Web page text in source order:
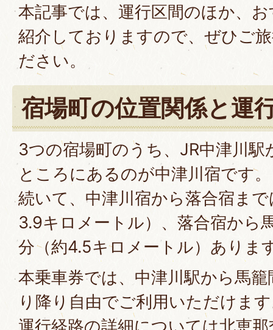
本記事では、運行区間のほか、
紹介しておりますので、ぜひご
ださい。
宿場町の位置関係と運
3つの宿場町のうち、JR中津川
ところにあるのが中津川宿です。
続いて、中津川宿から落合宿ま
3.9キロメートル）、落合宿から
分（約4.5キロメートル）ありま
本乗車券では、中津川駅から馬
り降り自由でご利用いただけま